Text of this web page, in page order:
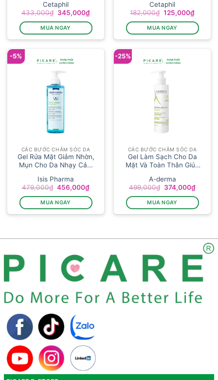
Cetaphil
433,000₫ Giá
là:
433,000₫.
345,000₫Giá
tại
là:
345,000₫.
MUA NGAY
Cetaphil
182,000₫ Giá
là:
182,000₫.
125,000₫Giá
tại
là:
MUA NGAY
-5%
CÁC BƯỚC CHĂM SÓC DA
Gel Rửa Mặt Giảm Nhờn,
Mụn Cho Da Nhạy Cả...
Isis Pharma
479,000₫ Giá
là:
479,000₫.
456,000₫Giá
tại
là:
456,000₫.
MUA NGAY
-25%
CÁC BƯỚC CHĂM SÓC DA
Gel Làm Sạch Cho Da
Mặt Và Toàn Thân Giúp
A-derma
499,000₫ Giá
là:
499,000₫.
374,000₫Giá
tại
là:
MUA NGAY